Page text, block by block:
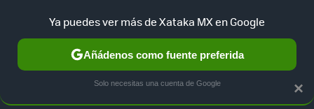
Twitter
×
Ya puedes ver más de Xataka MX en Google
Añádenos como fuente preferida
Solo necesitas una cuenta de Google